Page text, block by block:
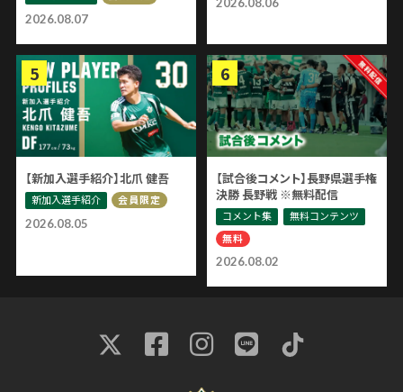
2026.08.07
2026.08.05
【新加入選手紹介】北爪 健吾
新加入選手紹介 会員限定
2026.08.02
【試合後コメント】長野県選手権
決勝 長野戦 ※無料配信
コメント集
無料コンテンツ
無料